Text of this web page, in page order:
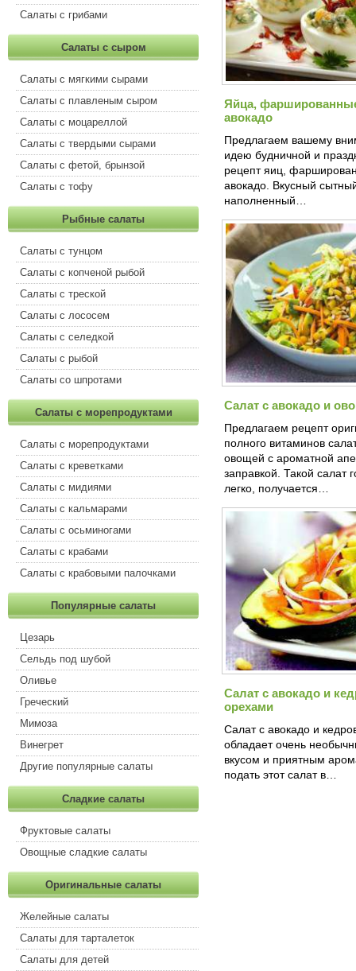
Салаты с грибами
Салаты с сыром
Салаты с мягкими сырами
Салаты с плавленым сыром
Салаты с моцареллой
Салаты с твердыми сырами
Салаты с фетой, брынзой
Салаты с тофу
Рыбные салаты
Салаты с тунцом
Салаты с копченой рыбой
Салаты с треской
Салаты с лососем
Салаты с селедкой
Салаты с рыбой
Салаты со шпротами
Салаты с морепродуктами
Салаты с морепродуктами
Салаты с креветками
Салаты с мидиями
Салаты с кальмарами
Салаты с осьминогами
Салаты с крабами
Салаты с крабовыми палочками
Популярные салаты
Цезарь
Сельдь под шубой
Оливье
Греческий
Мимоза
Винегрет
Другие популярные салаты
Сладкие салаты
Фруктовые салаты
Овощные сладкие салаты
Оригинальные салаты
Желейные салаты
Салаты для тарталеток
Салаты для детей
Яйца,
авокадо
Предлагаем вашему
идею будничной и
рецепт яиц,
авокадо. Вкусный
наполненный…
Салат с авокадо и
Предлагаем рецепт
полного витаминов
овощей с ароматной
заправкой. Такой салат
легко, получается…
Салат с авокадо и
орехами
Салат с авокадо и
обладает очень
вкусом и приятным
подать этот салат в…